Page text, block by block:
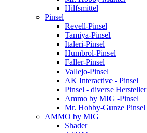
Hilfsmittel
Pinsel
Revell-Pinsel
Tamiya-Pinsel
Italeri-Pinsel
Humbrol-Pinsel
Faller-Pinsel
Vallejo-Pinsel
AK Interactive - Pinsel
Pinsel - diverse Hersteller
Ammo by MIG -Pinsel
Mr. Hobby-Gunze Pinsel
AMMO by MIG
Shader